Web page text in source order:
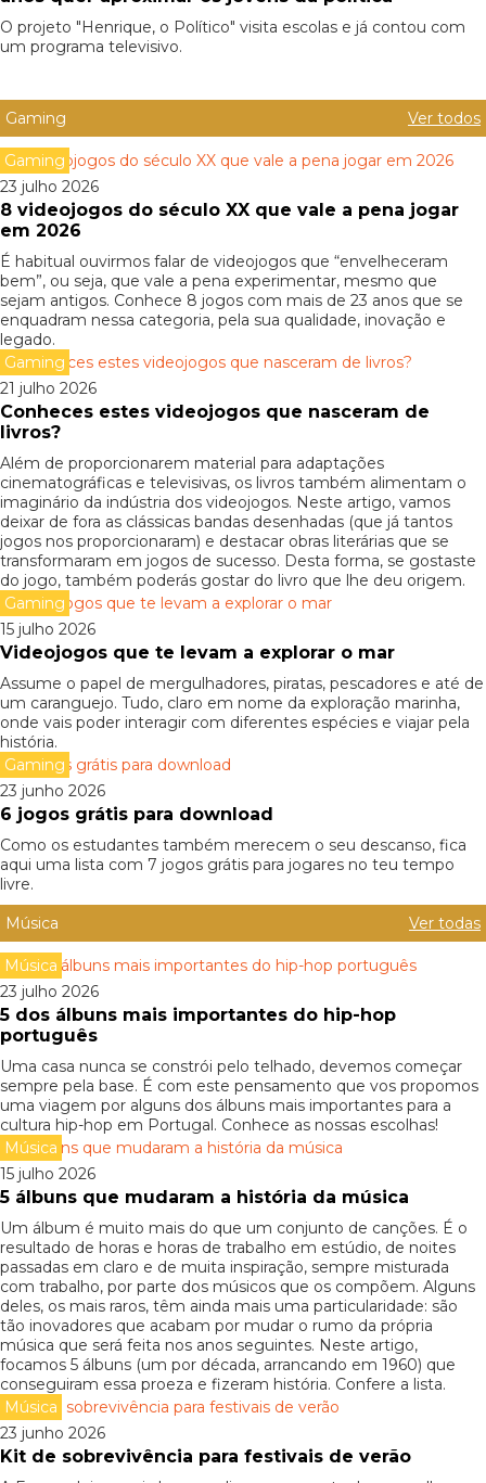
O projeto "Henrique, o Político" visita escolas e já contou com
um programa televisivo.
Gaming Ver todos
Gaming
23 julho 2026
8 videojogos do século XX que vale a pena jogar
em 2026
É habitual ouvirmos falar de videojogos que “envelheceram
bem”, ou seja, que vale a pena experimentar, mesmo que
sejam antigos. Conhece 8 jogos com mais de 23 anos que se
enquadram nessa categoria, pela sua qualidade, inovação e
legado.
Gaming
21 julho 2026
Conheces estes videojogos que nasceram de
livros?
Além de proporcionarem material para adaptações
cinematográficas e televisivas, os livros também alimentam o
imaginário da indústria dos videojogos. Neste artigo, vamos
deixar de fora as clássicas bandas desenhadas (que já tantos
jogos nos proporcionaram) e destacar obras literárias que se
transformaram em jogos de sucesso. Desta forma, se gostaste
do jogo, também poderás gostar do livro que lhe deu origem.
Gaming
15 julho 2026
Videojogos que te levam a explorar o mar
Assume o papel de mergulhadores, piratas, pescadores e até de
um caranguejo. Tudo, claro em nome da exploração marinha,
onde vais poder interagir com diferentes espécies e viajar pela
história.
Gaming
23 junho 2026
6 jogos grátis para download
Como os estudantes também merecem o seu descanso, fica
aqui uma lista com 7 jogos grátis para jogares no teu tempo
livre.
Música
Ver todas
Música
23 julho 2026
5 dos álbuns mais importantes do hip-hop
português
Uma casa nunca se constrói pelo telhado, devemos começar
sempre pela base. É com este pensamento que vos propomos
uma viagem por alguns dos álbuns mais importantes para a
cultura hip-hop em Portugal. Conhece as nossas escolhas!
Música
15 julho 2026
5 álbuns que mudaram a história da música
Um álbum é muito mais do que um conjunto de canções. É o
resultado de horas e horas de trabalho em estúdio, de noites
passadas em claro e de muita inspiração, sempre misturada
com trabalho, por parte dos músicos que os compõem. Alguns
deles, os mais raros, têm ainda mais uma particularidade: são
tão inovadores que acabam por mudar o rumo da própria
música que será feita nos anos seguintes. Neste artigo,
focamos 5 álbuns (um por década, arrancando em 1960) que
conseguiram essa proeza e fizeram história. Confere a lista.
Música
23 junho 2026
Kit de sobrevivência para festivais de verão